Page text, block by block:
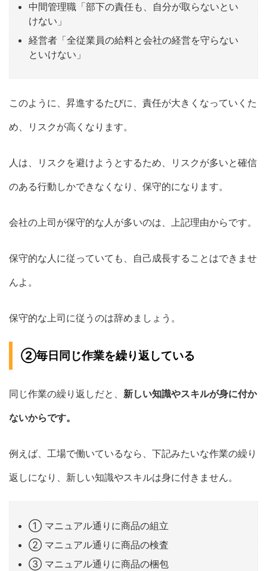
中間管理職「部下の責任も、自分が取らないとい
けない」
経営者「全従業員の給料と会社の経営を守らない
といけない」
このように、昇進するたびに、責任が大きくなっていくた
め、リスクが高くなります。
人は、リスクを避けようとするため、リスクが多いと確信
のある行動しかできなくなり、保守的になります。
会社の上司が保守的な人が多いのは、上記理由からです。
保守的な人に従っていても、自己成長することはできませ
んよ。
保守的な上司に従うのは辞めましょう。
②毎日同じ作業を繰り返している
同じ作業の繰り返しだと、 新しい知識やスキルが身に付か
ないからです。
例えば、工場で働いているなら、下記みたいな作業の繰り
返しになり、新しい知識やスキルは身に付きません。
① マニュアル通りに商品の組立
② マニュアル通りに商品の検査
③ マニュアル通りに商品の梱包